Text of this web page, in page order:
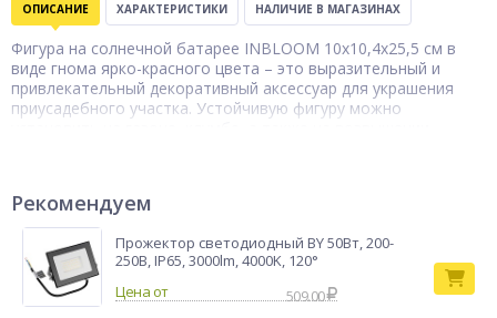
ОПИСАНИЕ ХАРАКТЕРИСТИКИ НАЛИЧИЕ В МАГАЗИНАХ
Фигура на солнечной батарее INBLOOM 10х10,4х25,5 см в
виде гнома ярко-красного цвета – это выразительный и
привлекательный декоративный аксессуар для украшения
приусадебного участка. Устойчивую фигуру можно
в темное время суток. Светильник не требует подключения к
электросети, работает от солнечной батареи. Аккумулятор
300 мАч обеспечивает работу до 6-8 часов без подзарядки.
Тип товара
Фигура садовая
Бренд
INBLOOM
Рекомендуем
Прожектор светодиодный BY 50Вт, 200-
250В, IP65, 3000lm, 4000K, 120°
509.00